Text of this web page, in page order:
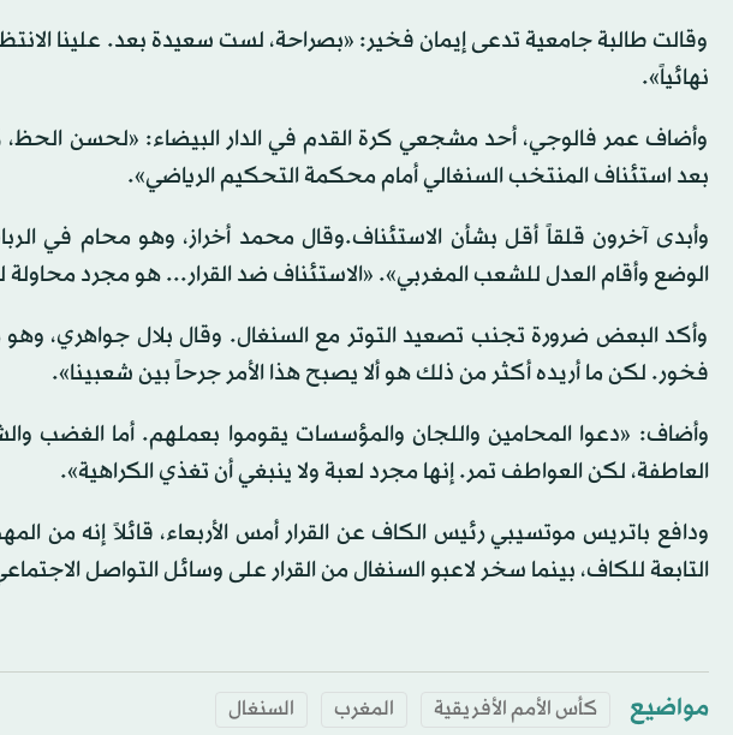
وقالت طالبة جامعية تدعى إيمان فخير: «بصراحة، لست سعيدة بعد. علينا
نهائياً».
وأضاف عمر فالوجي، أحد مشجعي كرة القدم في الدار البيضاء: «لحسن الحظ،
بعد ⁠استئناف المنتخب السنغالي أمام محكمة التحكيم الرياضي».
وأبدى آخرون قلقاً أقل بشأن الاستئناف.وقال محمد أخراز، وهو محام في
الوضع وأقام العدل للشعب المغربي». «الاستئناف ضد القرار... هو مجرد
وأكد البعض ضرورة تجنب تصعيد التوتر مع السنغال. وقال بلال جواهري، وهو
فخور. لكن ما أريده أكثر من ذلك هو ألا يصبح هذا الأمر جرحاً بين شعبينا».
وأضاف: «دعوا المحامين واللجان والمؤسسات يقوموا بعملهم. أما الغضب
العاطفة، لكن العواطف تمر. إنها مجرد لعبة ولا ينبغي ​أن تغذي الكراهية».
ودافع باتريس موتسيبي ​رئيس الكاف عن القرار أمس الأربعاء، قائلاً إنه من المهم
التابعة للكاف، بينما سخر لاعبو السنغال من القرار على وسائل التواصل
مواضيع كأس الأمم الأفريقية المغرب السنغال